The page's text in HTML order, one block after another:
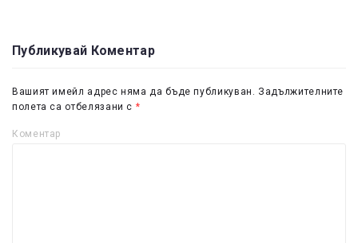
Публикувай Коментар
Вашият имейл адрес няма да бъде публикуван. Задължителните
полета са отбелязани с *
Коментар